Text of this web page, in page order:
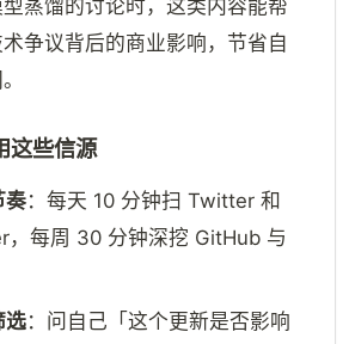
蒸馏的讨论时，这类内容能帮
争议背后的商业影响，节省自
这些信源
奏：每天 10 分钟扫 Twitter 和
每周 30 分钟深挖 GitHub 与
选：问自己「这个更新是否影响